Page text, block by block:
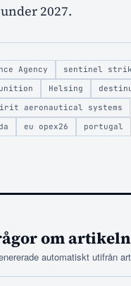
2027.
Agency
sentinel
Helsing
aeronautical systems
eu opex26 portugal
om artikeln
automatiskt utifrån